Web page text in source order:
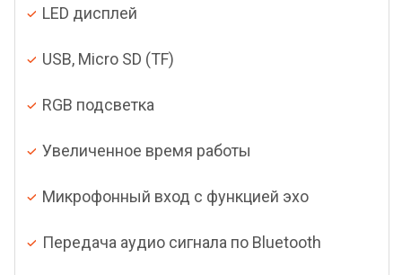
LED дисплей
USB, Micro SD (TF)
RGB подсветка
Увеличенное время работы
Микрофонный вход с функцией эхо
Передача аудио сигнала по Bluetooth